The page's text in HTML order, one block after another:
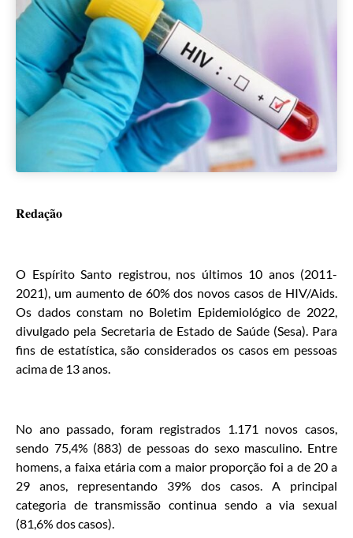
Redação
O Espírito Santo registrou, nos últimos 10 anos (2011-
2021), um aumento de 60% dos novos casos de HIV/Aids.
Os dados constam no Boletim Epidemiológico de 2022,
divulgado pela Secretaria de Estado de Saúde (Sesa). Para
fins de estatística, são considerados os casos em pessoas
acima de 13 anos.
No ano passado, foram registrados 1.171 novos casos,
sendo 75,4% (883) de pessoas do sexo masculino. Entre
homens, a faixa etária com a maior proporção foi a de 20 a
29 anos, representando 39% dos casos. A principal
categoria de transmissão continua sendo a via sexual
(81,6% dos casos).